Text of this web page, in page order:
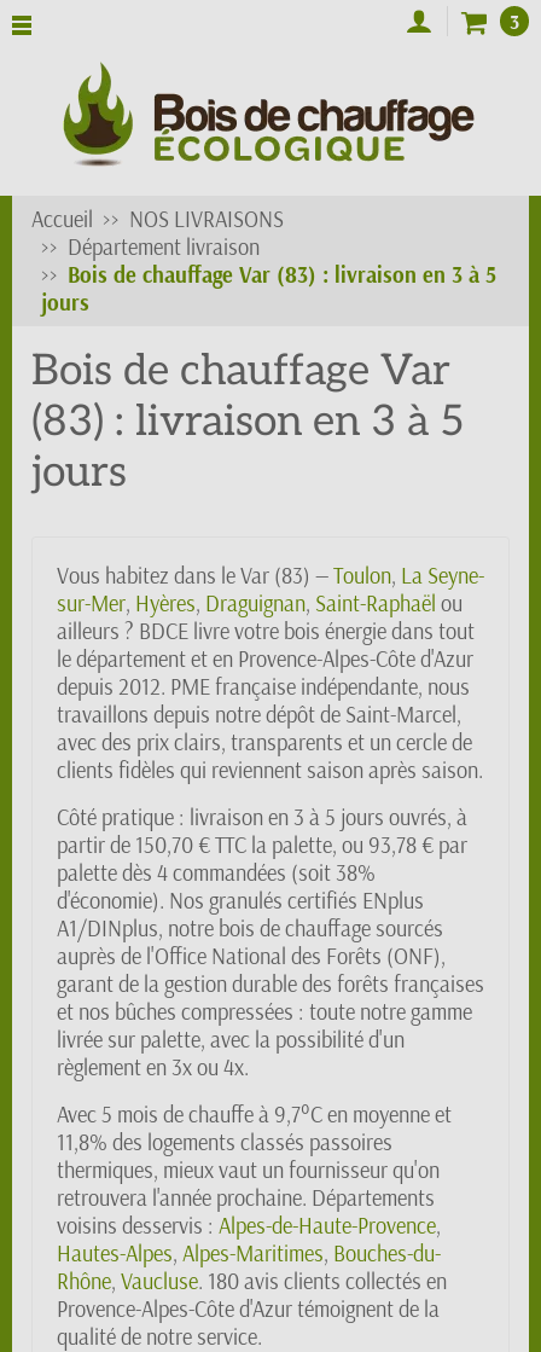
3
Accueil
NOS LIVRAISONS
Département livraison
Bois de chauffage Var (83) : livraison en 3 à 5
jours
Bois de chauffage Var
(83) : livraison en 3 à 5
jours
Vous habitez dans le Var (83) —Toulon, La Seyne-
sur-Mer, Hyères, Draguignan, Saint-Raphaël ou
ailleurs ? BDCE livre votre bois énergie dans tout
le département et en Provence-Alpes-Côte d'Azur
depuis 2012. PME française indépendante, nous
travaillons depuis notre dépôt de Saint-Marcel,
avec des prix clairs, transparents et un cercle de
clients fidèles qui reviennent saison après saison.
Côté pratique : livraison en 3 à 5 jours ouvrés, à
partir de 150,70 € TTC la palette, ou 93,78 € par
palette dès 4 commandées (soit 38%
d'économie). Nos granulés certifiés ENplus
A1/DINplus, notre bois de chauffage sourcés
auprès de l'Office National des Forêts (ONF),
garant de la gestion durable des forêts françaises
et nos bûches compressées : toute notre gamme
livrée sur palette, avec la possibilité d'un
règlement en 3x ou 4x.
Avec 5 mois de chauffe à 9,7°C en moyenne et
11,8% des logements classés passoires
thermiques, mieux vaut un fournisseur qu'on
retrouvera l'année prochaine. Départements
voisins desservis : Alpes-de-Haute-Provence,
Hautes-Alpes, Alpes-Maritimes, Bouches-du-
Rhône, Vaucluse. 180 avis clients collectés en
Provence-Alpes-Côte d'Azur témoignent de la
qualité de notre service.